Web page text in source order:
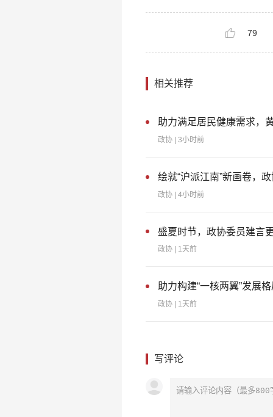
79
相关推荐
助力满足居民健康需求，
政协 | 3小时前
绘就“沪派江南”新画卷，
政协 | 4小时前
盛夏时节，政协委员建言
政协 | 1天前
助力构建“一核两翼”发展
政协 | 1天前
写评论